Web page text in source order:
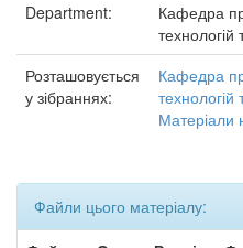
Department:
Кафедра
технологій
Розташовується
у зібраннях:
Кафедра
Матеріали
Файли цього матеріалу: